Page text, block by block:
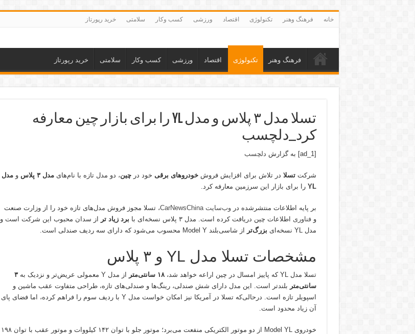
خانه فرهنگ وهنر تکنولوژی اقتصاد ورزشی کسب وکار سلامتی خرید رپورتاز
فرهنگ وهنر تکنولوژی اقتصاد ورزشی کسب وکار سلامتی خرید رپورتاز
تسلا مدل ۳ پلاس و مدل YL را برای بازار چین معارفه
کرد_دلچسب
[ad_1] به گزارش دلچسب
شرکتتسلا در تلاش برای افزایش فروشخودروهای برقی خود درچین، دو مدل تازه با نام‌هایمدل ۳ پلاس ومدل
YL را برای بازار این سرزمین معارفه کرد.
بر پایه اطلاعات منتشرشده دروب‌سایت CarNewsChina
، تسلا مجوز فروش مدل‌های تازه خود را از وزارت صنعت
وفناوری اطلاعات چین دریافت کرده است. مدل ۳ پلاس نسخه‌ای با برد زیاد تر
از سدان محبوب این شرکت است و
مدل YL نسخه‌ای
بزرگ‌تر از شاسی‌بلند Model Y محسوب می‌شود که دارای سه ردیف صندلی است.
مشخصات تسلا مدل YL و ۳ پلاس
تسلا مدل YL که پاییز امسال در چین اراعه خواهد شد، ۱۸ سانتی‌متر از مدل Y معمولی عریض‌تر و نزدیک به
۳
سانتی‌متر بلندتر است. این مدل دارای شش صندلی، رینگ‌ها و صندلی‌های تازه، طراحی متفاوت عقب ماشین و
اسپویلر تازه است. درحالی‌که تسلا در آمریکا نیز امکان خواست مدل Y با ردیف سوم را فراهم کرده، اما فضای پای
آن زیاد محدود است.
خودروی Model YL از دو موتور الکتریکی منفعت می‌برد؛ موتور جلو با توان ۱۴۲ کیلووات و موتور عقب با توان ۱۹۸